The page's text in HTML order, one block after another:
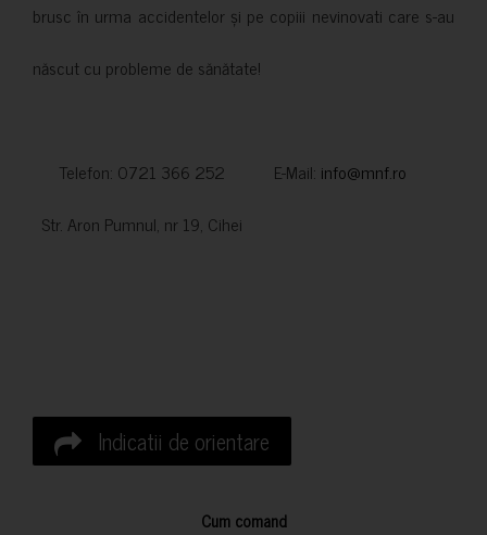
brusc în urma accidentelor și pe copiii nevinovati care s-au
născut cu probleme de sănătate!
Telefon: 0721 366 252 E-Mail: info@mnf.ro
Str. Aron Pumnul, nr 19, Cihei
Indicatii de orientare
Cum comand